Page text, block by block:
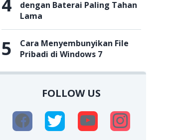
dengan Baterai Paling Tahan
Lama
5
Cara Menyembunyikan File
Pribadi di Windows 7
FOLLOW US